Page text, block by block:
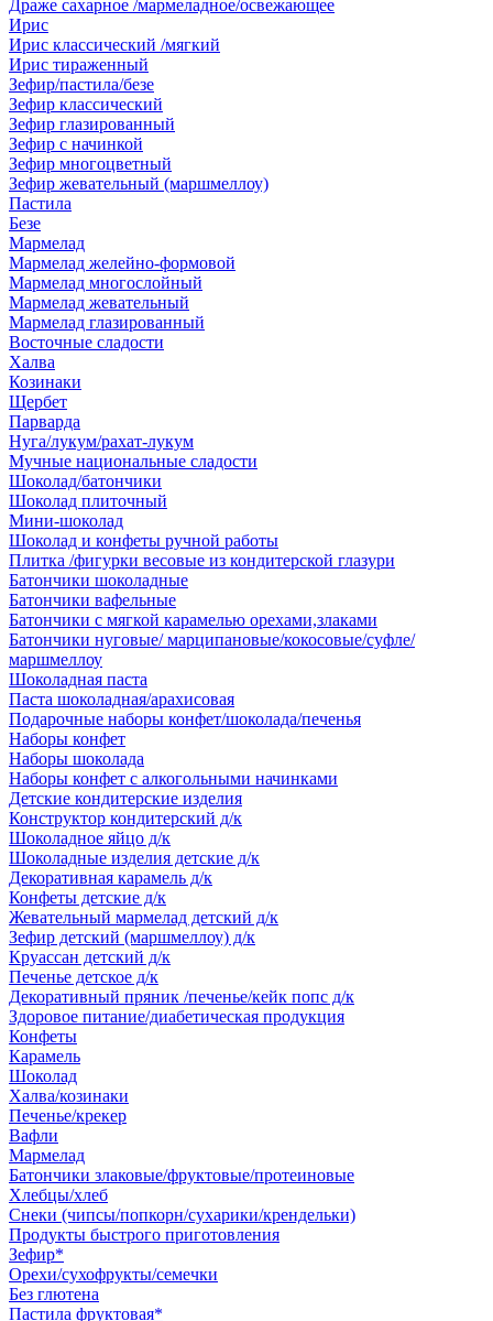
Драже сахарное /мармеладное/освежающее
Ирис
Ирис классический /мягкий
Ирис тираженный
Зефир/пастила/безе
Зефир классический
Зефир глазированный
Зефир с начинкой
Зефир многоцветный
Зефир жевательный (маршмеллоу)
Пастила
Безе
Мармелад
Мармелад желейно-формовой
Мармелад многослойный
Мармелад жевательный
Мармелад глазированный
Восточные сладости
Халва
Козинаки
Щербет
Парварда
Нуга/лукум/рахат-лукум
Мучные национальные сладости
Шоколад/батончики
Шоколад плиточный
Мини-шоколад
Шоколад и конфеты ручной работы
Плитка /фигурки весовые из кондитерской глазури
Батончики шоколадные
Батончики вафельные
Батончики с мягкой карамелью орехами,злаками
Батончики нуговые/ марципановые/кокосовые/суфле/
маршмеллоу
Шоколадная паста
Паста шоколадная/арахисовая
Подарочные наборы конфет/шоколада/печенья
Наборы конфет
Наборы шоколада
Наборы конфет с алкогольными начинками
Детские кондитерские изделия
Конструктор кондитерский д/к
Шоколадное яйцо д/к
Шоколадные изделия детские д/к
Декоративная карамель д/к
Конфеты детские д/к
Жевательный мармелад детский д/к
Зефир детский (маршмеллоу) д/к
Круассан детский д/к
Печенье детское д/к
Декоративный пряник /печенье/кейк попс д/к
Здоровое питание/диабетическая продукция
Конфеты
Карамель
Шоколад
Халва/козинаки
Печенье/крекер
Вафли
Мармелад
Батончики злаковые/фруктовые/протеиновые
Хлебцы/хлеб
Снеки (чипсы/попкорн/сухарики/крендельки)
Продукты быстрого приготовления
Зефир*
Орехи/сухофрукты/семечки
Без глютена
Пастила фруктовая*